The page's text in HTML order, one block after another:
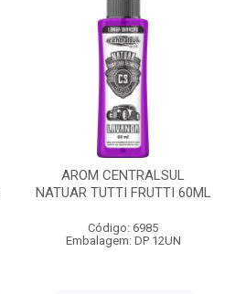
AROM CENTRALSUL
NATUAR TUTTI FRUTTI 60ML
Código: 6985
Embalagem: DP 12UN